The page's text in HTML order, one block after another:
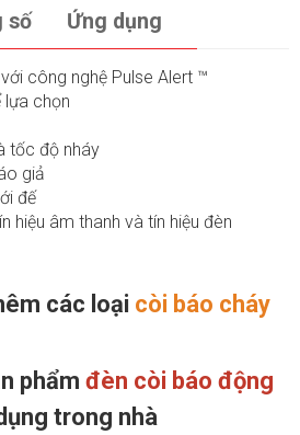
số Ứng dụng
công nghệ Pulse Alert ™
lựa chọn
tốc độ nháy
giả
đế
hiệu âm thanh và tín hiệu đèn
các loại còi báo cháy
phẩm đèn còi báo động
trong nhà